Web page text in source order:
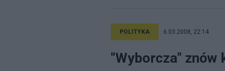
POLITYKA 6.03.2008, 22:14
"Wyborcza" znów